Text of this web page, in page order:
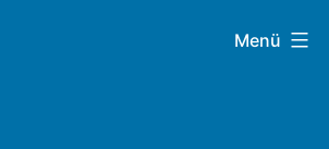
Menü